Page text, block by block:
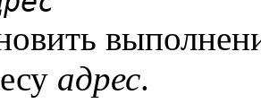
адрес.